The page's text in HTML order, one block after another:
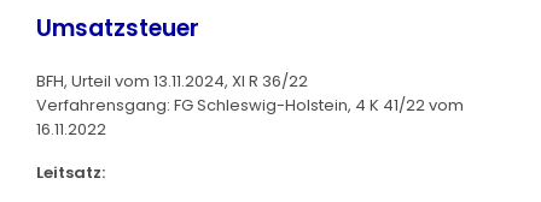
Umsatzsteuer
BFH, Urteil vom 13.11.2024, XI R 36/22
Verfahrensgang: FG Schleswig-Holstein, 4 K 41/22 vom
16.11.2022
Leitsatz: